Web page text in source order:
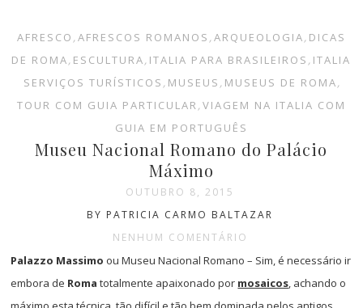
AFRESCO , AFRESCOS ROMANOS , ARQUEOLOGIA, DICAS
DE ROMA, ESCULTURA, ITALIA PARA BRASILEIROS , ITALIA
SERVIÇOS TURÍSTICOS , MUSEUS , MUSEUS DE ROMA,
TOUR COM GUIA PARTICULAR, VIAGEM NA ITALIA COM
GUIA EM PORTUGUÊS
Museu Nacional Romano do Palácio
Máximo
OUTUBRO 8, 2015
BY PATRICIA CARMO BALTAZAR
NENHUM COMENTÁRIO
Palazzo Massimo ou Museu Nacional Romano – Sim, é necessário ir
embora de Romatotalmente apaixonado por mosaicos, achando o